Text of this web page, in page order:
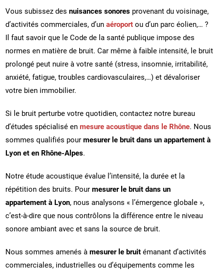
Vous subissez desnuisances sonores provenant du voisinage,
d’activités commerciales, d’unaéroport ou d’un parc éolien,… ?
Il faut savoir que le Code de la santé publique impose des
normes en matière de bruit. Car même à faible intensité, le bruit
prolongé peut nuire à votre santé (stress, insomnie, irritabilité,
anxiété, fatigue, troubles cardiovasculaires,…) et dévaloriser
votre bien immobilier.
Si le bruit perturbe votre quotidien, contactez notre bureau
d’études spécialisé enmesure acoustique dans le Rhône. Nous
sommes qualifiés pourmesurer le bruit dans un appartement à
Lyon et en Rhône-Alpes.
Notre étude acoustique évalue l’intensité, la durée et la
répétition des bruits. Pourmesurer le bruit dans un
appartement à Lyon, nous analysons « l’émergence globale »,
c’est-à-dire que nous contrôlons la différence entre le niveau
sonore ambiant avec et sans la source de bruit.
Nous sommes amenés àmesurer le bruit émanant d’activités
commerciales, industrielles ou d’équipements comme les